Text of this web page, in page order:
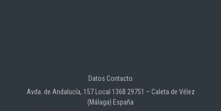
Datos Contacto
Avda. de Andalucía, 157 Local 136B 29751 – Caleta de Vélez
(Málaga) España